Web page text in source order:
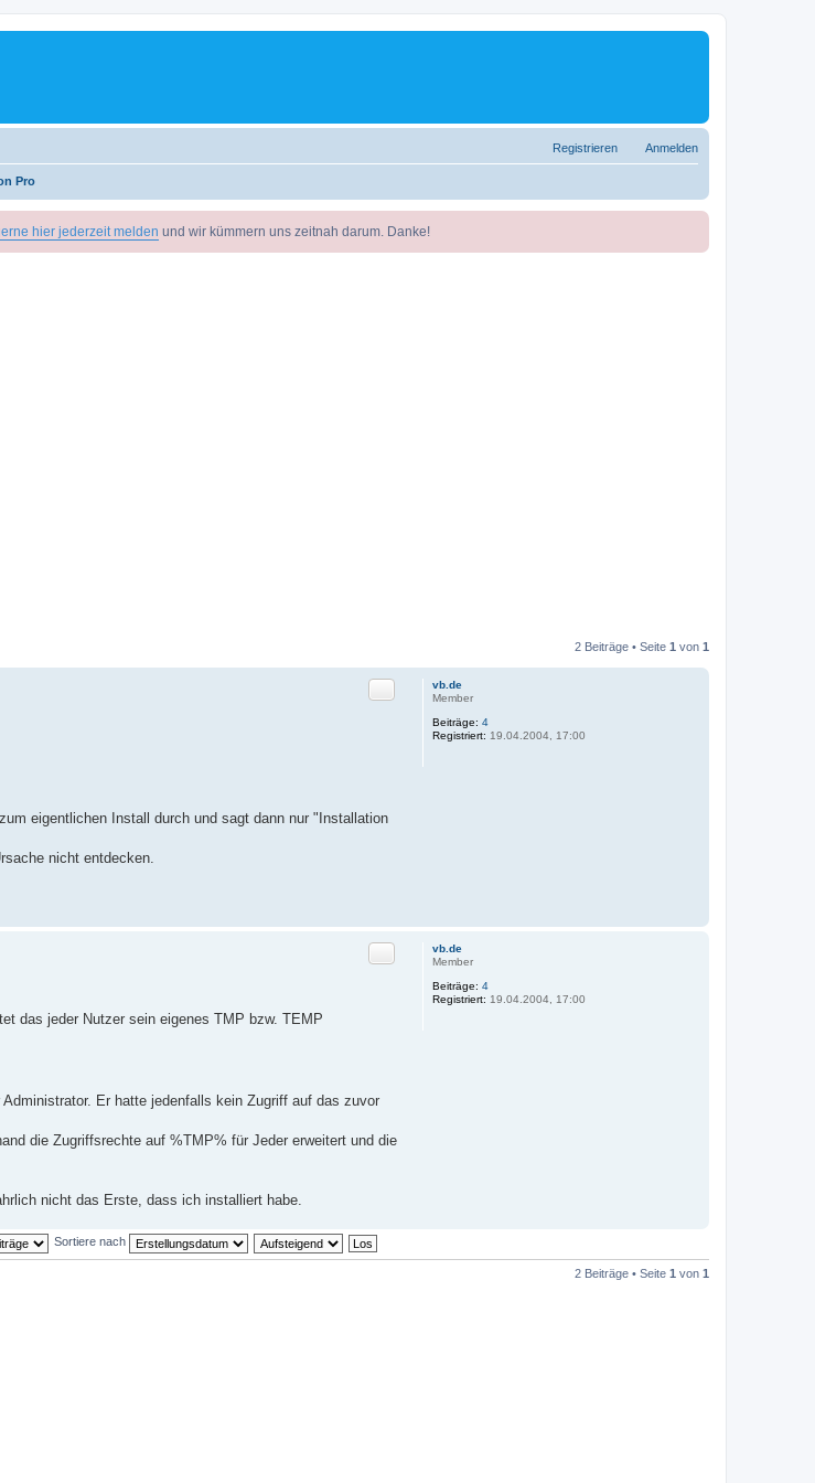
Anmelden
Registrieren
Pro
hier jederzeit melden und wir kümmern uns zeitnah darum. Danke!
2 Beiträge • Seite 1 von 1
vb.de
Member
Beiträge: 4
Registriert: 19.04.2004, 17:00
Zitat
eigentlichen Install durch und sagt dann nur "Installation
nicht entdecken.
vb.de
Member
Beiträge: 4
Registriert: 19.04.2004, 17:00
Zitat
das jeder Nutzer sein eigenes TMP bzw. TEMP
Er hatte jedenfalls kein Zugriff auf das zuvor
die Zugriffsrechte auf %TMP% für Jeder erweitert und die
nicht das Erste, dass ich installiert habe.
Sortiere nach
2 Beiträge • Seite 1 von 1